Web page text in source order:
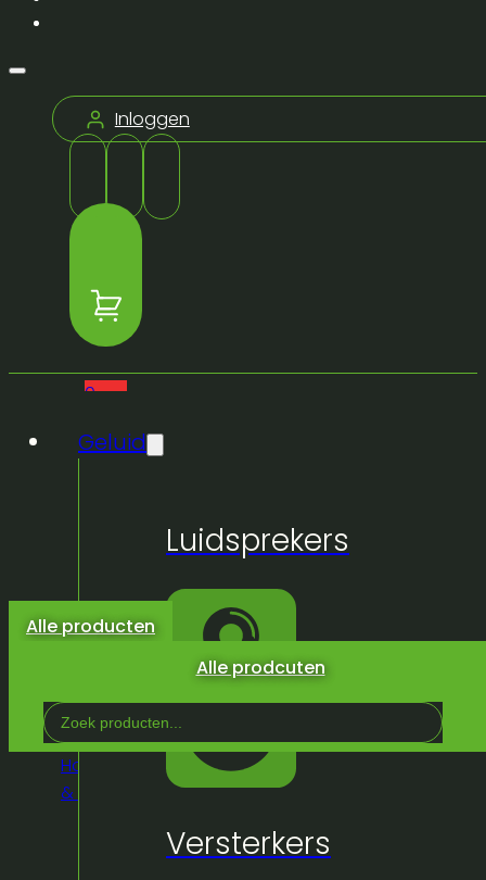
Alle prodcuten
Inloggen
0
producten
winkelwagen.
Geluid
Luidsprekers
Versterkers
Alle producten
Search
...
Home
Winkel Standenbouw
& Connectoren/T6 PIN 90° D30 ECO